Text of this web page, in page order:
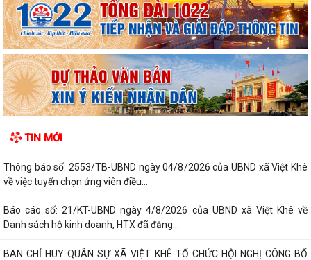
TIN MỚI
LUẬT VỀ TRẬT TỰ AN TOÀN GIAO THÔNG VÀ TRAO...
Thông báo số: 159/TB-TTPVHCC ngày 4/8/2026 của UBND xã Việt
Khê Niêm yết về việc Bãi bỏ một số...
Kế hoạch số 105-KH-ĐU ngày 25/5/2026 của Đảng ủy xã Việt Khê về
việc tuyên truyền thực hiện Chỉ thị...
Khê Niêm yết về việc Bãi bỏ một số...
Thông báo số: 2553/TB-UBND ngày 04/8/2026 của UBND xã Việt Khê
về việc tuyển chọn ứng viên điều...
Báo cáo số: 21/KT-UBND ngày 4/8/2026 của UBND xã Việt Khê về
Danh sách hộ kinh doanh, HTX đã đăng...
BAN CHỈ HUY QUÂN SỰ XÃ VIỆT KHÊ TỔ CHỨC HỘI NGHỊ CÔNG BỐ